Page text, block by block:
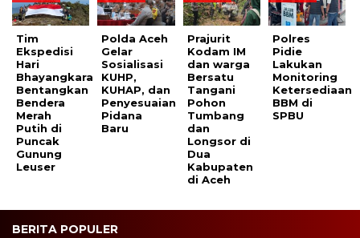
Tim
Ekspedisi
Hari
Bhayangkara
Bentangkan
Bendera
Merah
Putih di
Puncak
Gunung
Leuser
Polda Aceh
Gelar
Sosialisasi
KUHP,
KUHAP, dan
Penyesuaian
Pidana
Baru
Prajurit
Kodam IM
dan warga
Bersatu
Tangani
Pohon
Tumbang
dan
Longsor di
Dua
Kabupaten
di Aceh
Polres
Pidie
Lakukan
Monitoring
Ketersediaan
BBM di
SPBU
BERITA POPULER